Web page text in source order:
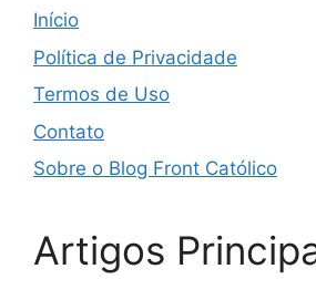
Início
Política de Privacidade
Termos de Uso
Contato
Sobre o Blog Front Católico
Artigos